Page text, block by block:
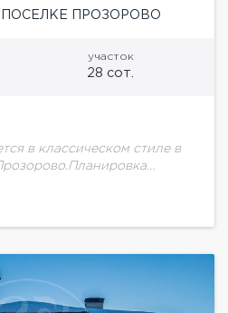
ПРОЗОРОВО
участок
28 сот.
в классическом стиле в
кладовая, 3 кладовых,